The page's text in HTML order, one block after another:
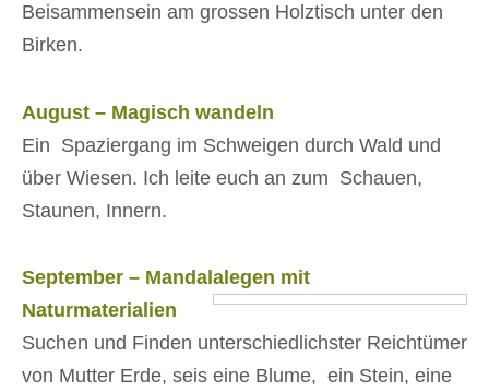
Beisammensein am grossen Holztisch unter den
Birken.
August – Magisch wandeln
Ein Spaziergang im Schweigen durch Wald und
über Wiesen. Ich leite euch an zum Schauen,
Staunen, Innern.
September – Mandalalegen mit
Naturmaterialien
Suchen und Finden unterschiedlichster Reichtümer
von Mutter Erde, seis eine Blume, ein Stein, eine